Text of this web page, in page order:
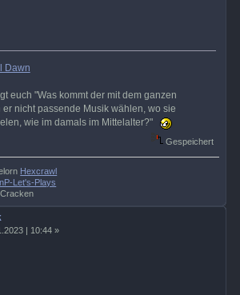
Dawn
euch "Was kommt der mit dem ganzen
nicht passende Musik wählen, wo sie
wie im damals im Mittelalter?"
Gespeichert
Hexcrawl
Let's-Plays
| 10:44 »